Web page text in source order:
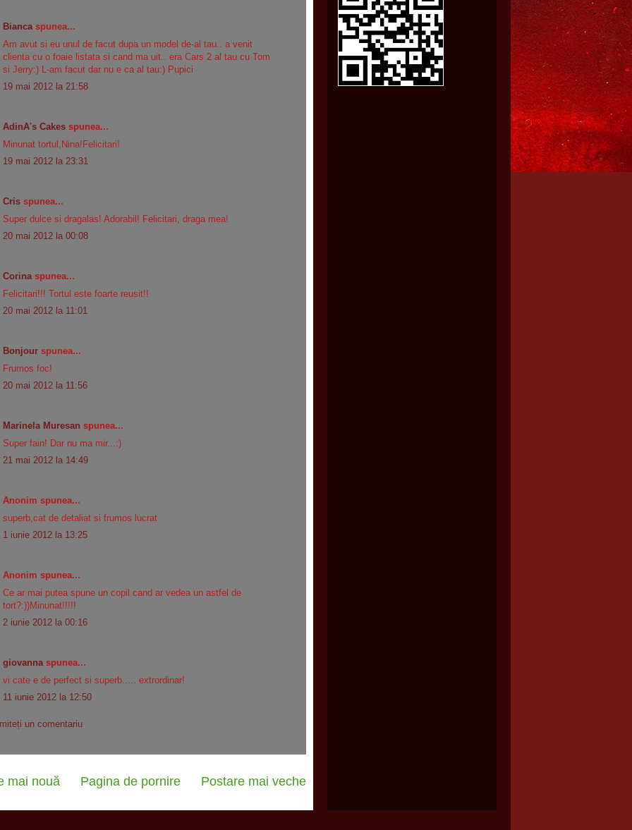
Biancaspunea...
Am avut si eu unul de facut dupa un model de-al tau.. a venit
clienta cu o foaie listata si cand ma uit.. era Cars 2 al tau cu Tom
si Jerry:) L-am facut dar nu e ca al tau:) Pupici
19 mai 2012 la 21:58
AdinA's Cakes spunea...
Minunat tortul,Nina!Felicitari!
19 mai 2012 la 23:31
Cris spunea...
Super dulce si dragalas! Adorabil! Felicitari, draga mea!
20 mai 2012 la 00:08
Corinaspunea...
Felicitari!!! Tortul este foarte reusit!!
20 mai 2012 la 11:01
Bonjour spunea...
Frumos foc!
20 mai 2012 la 11:56
Marinela Muresan spunea...
Super fain! Dar nu ma mir...:)
21 mai 2012 la 14:49
Anonim spunea...
superb,cat de detaliat si frumos lucrat
1 iunie 2012 la 13:25
Anonim spunea...
Ce ar mai putea spune un copil cand ar vedea un astfel de
tort?:))Minunat!!!!!
2 iunie 2012 la 00:16
giovannaspunea...
vi cate e de perfect si superb..... extrordinar!
11 iunie 2012 la 12:50
un comentariu
mai nouă Postare mai veche
Pagina de pornire